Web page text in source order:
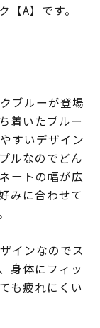
A】です。
ブルーが登場
着いたブルー
すいデザイン
ルなのでどん
ートの幅が広
みに合わせて
インなのでス
身体にフィッ
も疲れにくい